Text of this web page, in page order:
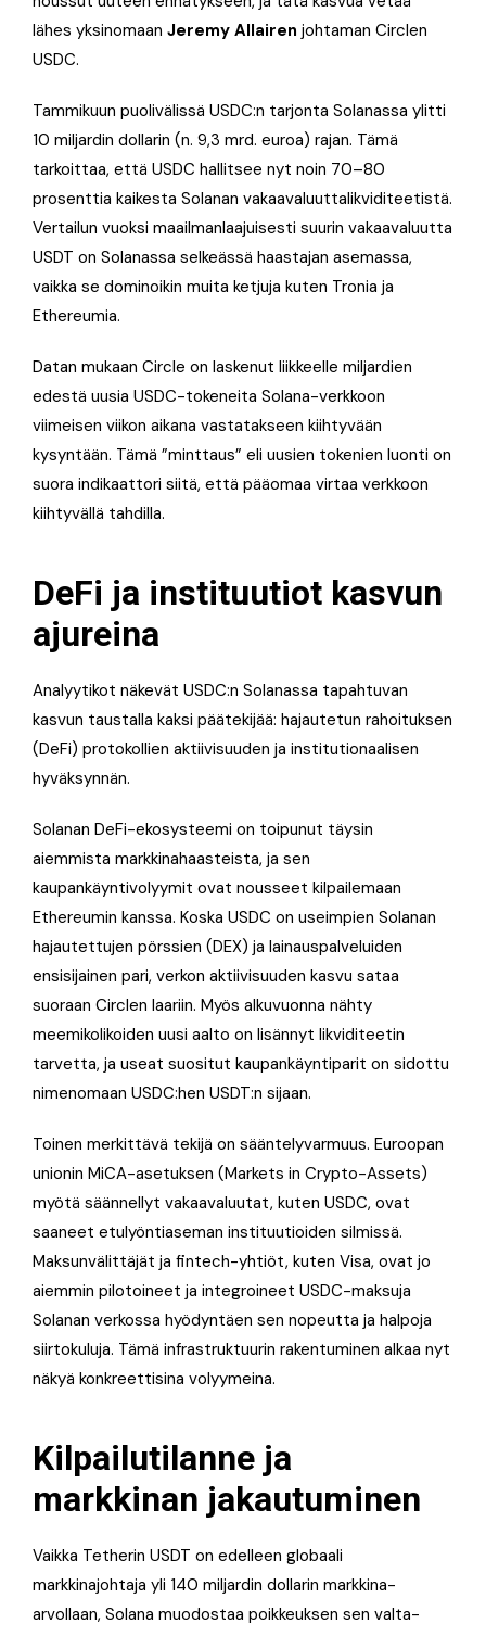
lähes yksinomaan Jeremy Allairen johtaman Circlen
USDC.
Tammikuun puolivälissä USDC:n tarjonta Solanassa ylitti
10 miljardin dollarin (n. 9,3 mrd. euroa) rajan. Tämä
tarkoittaa, että USDC hallitsee nyt noin 70–80
prosenttia kaikesta Solanan vakaavaluuttalikviditeetistä.
Vertailun vuoksi maailmanlaajuisesti suurin vakaavaluutta
USDT on Solanassa selkeässä haastajan asemassa,
vaikka se dominoikin muita ketjuja kuten Tronia ja
Ethereumia.
Datan mukaan Circle on laskenut liikkeelle miljardien
edestä uusia USDC-tokeneita Solana-verkkoon
viimeisen viikon aikana vastatakseen kiihtyvään
kysyntään. Tämä ”minttaus” eli uusien tokenien luonti on
suora indikaattori siitä, että pääomaa virtaa verkkoon
kiihtyvällä tahdilla.
DeFi ja instituutiot kasvun
ajureina
Analyytikot näkevät USDC:n Solanassa tapahtuvan
kasvun taustalla kaksi päätekijää: hajautetun rahoituksen
(DeFi) protokollien aktiivisuuden ja institutionaalisen
hyväksynnän.
Solanan DeFi-ekosysteemi on toipunut täysin
aiemmista markkinahaasteista, ja sen
kaupankäyntivolyymit ovat nousseet kilpailemaan
Ethereumin kanssa. Koska USDC on useimpien Solanan
hajautettujen pörssien (DEX) ja lainauspalveluiden
ensisijainen pari, verkon aktiivisuuden kasvu sataa
suoraan Circlen laariin. Myös alkuvuonna nähty
meemikolikoiden uusi aalto on lisännyt likviditeetin
tarvetta, ja useat suositut kaupankäyntiparit on sidottu
nimenomaan USDC:hen USDT:n sijaan.
Toinen merkittävä tekijä on sääntelyvarmuus. Euroopan
unionin MiCA-asetuksen (Markets in Crypto-Assets)
myötä säännellyt vakaavaluutat, kuten USDC, ovat
saaneet etulyöntiaseman instituutioiden silmissä.
Maksunvälittäjät ja fintech-yhtiöt, kuten Visa, ovat jo
aiemmin pilotoineet ja integroineet USDC-maksuja
Solanan verkossa hyödyntäen sen nopeutta ja halpoja
siirtokuluja. Tämä infrastruktuurin rakentuminen alkaa nyt
näkyä konkreettisina volyymeina.
Kilpailutilanne ja
markkinan jakautuminen
Vaikka Tetherin USDT on edelleen globaali
markkinajohtaja yli 140 miljardin dollarin markkina-
arvollaan, Solana muodostaa poikkeuksen sen valta-